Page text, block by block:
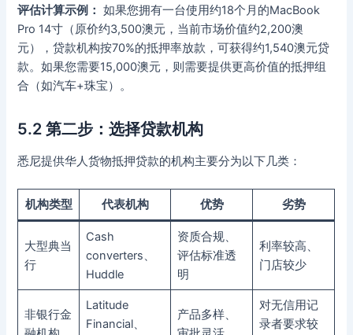
评估计算示例： 如果您拥有一台使用约18个月的MacBook
Pro 14寸（原价约3,500澳元，当前市场价值约2,200澳
元），贷款机构按70%的抵押率放款，可获得约1,540澳元贷
款。如果您需要15,000澳元，则需要提供更高价值的抵押组
合（如汽车+珠宝）。
5.2 第二步：选择贷款机构
悉尼提供华人货物抵押贷款的机构主要分为以下几类：
机构类型 代表机构 优势 劣势
大型典当
行
Cash
converters、
Huddle
资质合规、
评估标准透
明
利率较高、
门店较少
非银行金
Latitude
Financial、
产品多样、
对无信用记
录者要求较